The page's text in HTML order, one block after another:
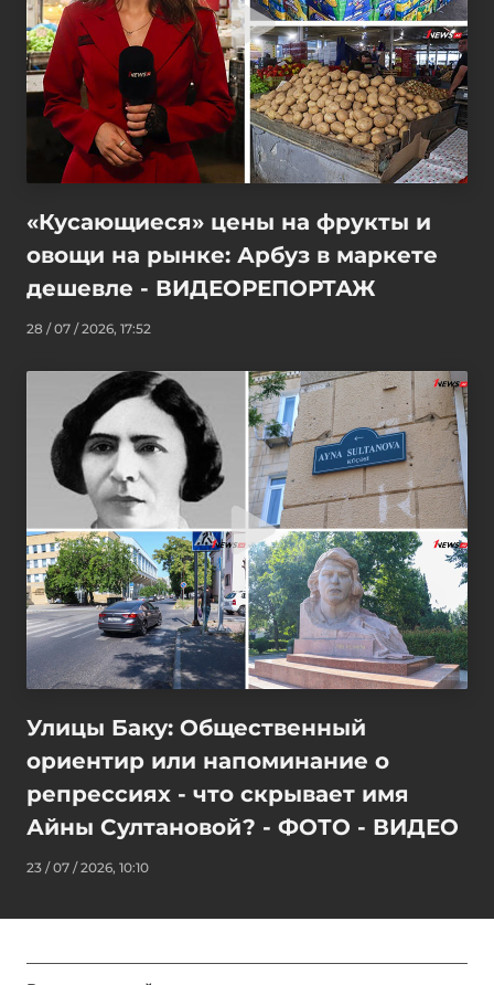
«Кусающиеся» цены на фрукты и
овощи на рынке: Арбуз в маркете
дешевле - ВИДЕОРЕПОРТАЖ
28 / 07 / 2026, 17:52
Улицы Баку: Общественный
ориентир или напоминание о
репрессиях - что скрывает имя
Айны Султановой? - ФОТО - ВИДЕО
23 / 07 / 2026, 10:10